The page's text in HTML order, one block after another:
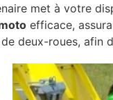
met à votre
efficace,
deux-roues, afin